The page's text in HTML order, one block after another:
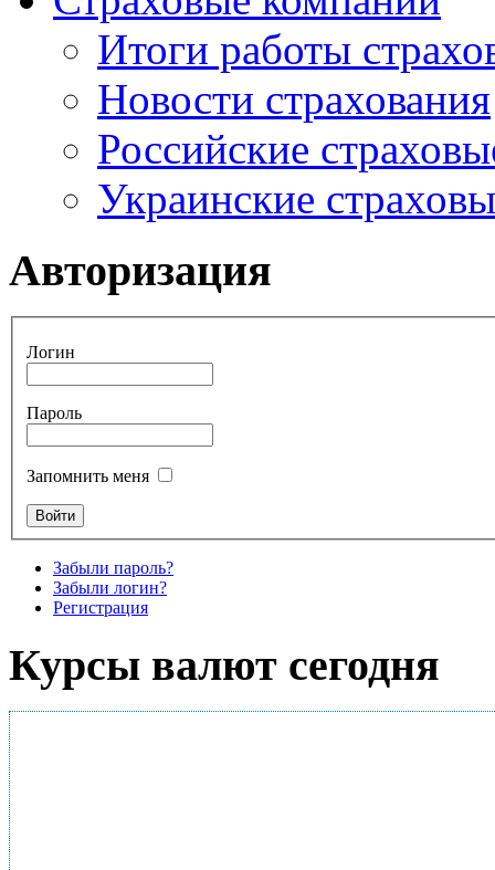
Итоги работы
Новости страхования
Российские
Украинские
Авторизация
Логин
Пароль
Запомнить меня
Забыли пароль?
Забыли логин?
Регистрация
Курсы валют сегодня